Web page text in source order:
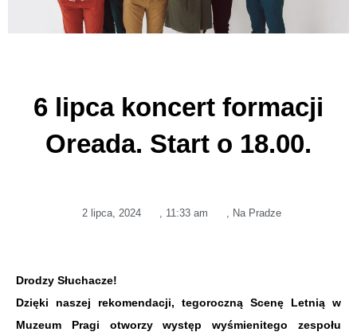
6 lipca koncert formacji
Oreada. Start o 18.00.
2 lipca, 2024 , 11:33 am , Na Pradze
Drodzy Słuchacze!
Dzięki naszej rekomendacji, tegoroczną Scenę Letnią w
Muzeum Pragi otworzy występ wyśmienitego zespołu